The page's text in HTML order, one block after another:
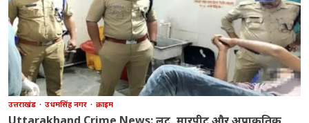
उत्तराखंड उधमसिंह नगर क्राइम
Uttarakhand Crime News: लूट, मारपीट और अप्राकृतिक